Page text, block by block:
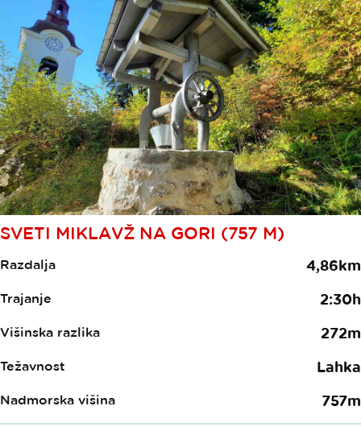
SVETI MIKLAVŽ NA GORI (757 M)
Razdalja 4,86km
Trajanje 2:30h
Višinska razlika 272m
Težavnost Lahka
Nadmorska višina 757m